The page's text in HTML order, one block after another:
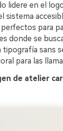
lidere en el
sistema
para
donde se
tipografía sans
para las
de atelier